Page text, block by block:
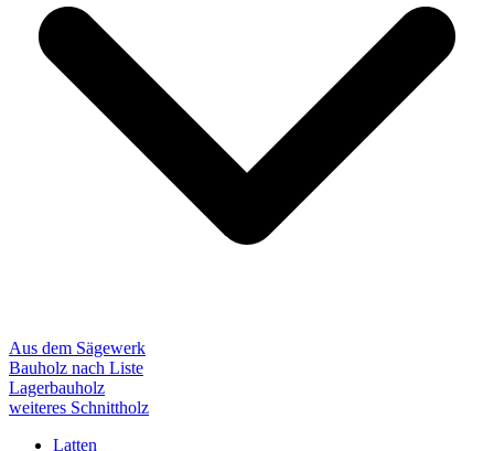
Aus dem Sägewerk
Bauholz nach Liste
Lagerbauholz
weiteres Schnittholz
Latten